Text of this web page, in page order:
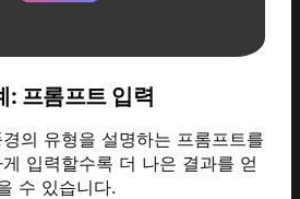
: 프롬프트 입력
의 유형을 설명하는 프롬프트를
입력할수록 더 나은 결과를 얻
수 있습니다.